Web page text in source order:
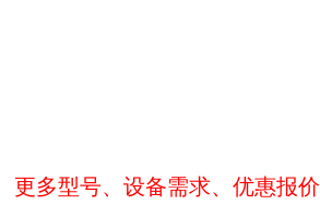
更多型号、设备需求、优惠报价